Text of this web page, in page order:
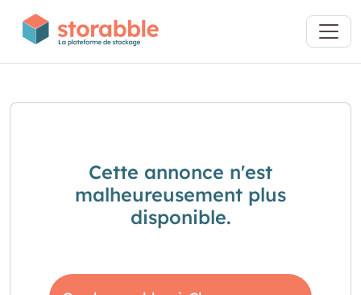
Cette annonce n'est
malheureusement plus
disponible.